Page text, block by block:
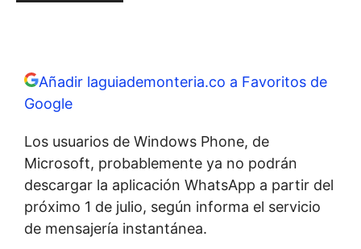
Añadir laguiademonteria.co a Favoritos de
Google
Los usuarios de Windows Phone, de
Microsoft, probablemente ya no podrán
descargar la aplicación WhatsApp a partir del
próximo 1 de julio, según informa el servicio
de mensajería instantánea.